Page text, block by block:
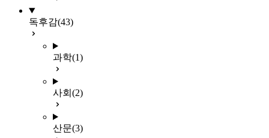
독후감(43)
과학(1)
사회 (2)
산문(3)